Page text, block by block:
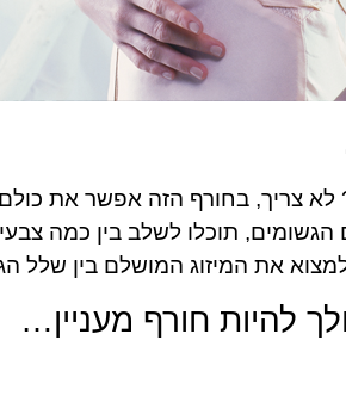
צריך, בחורף הזה אפשר את
תוכלו לשלב בין כמה
למצוא את המיזוג המושלם בין שלל
להיות חורף מעניין…